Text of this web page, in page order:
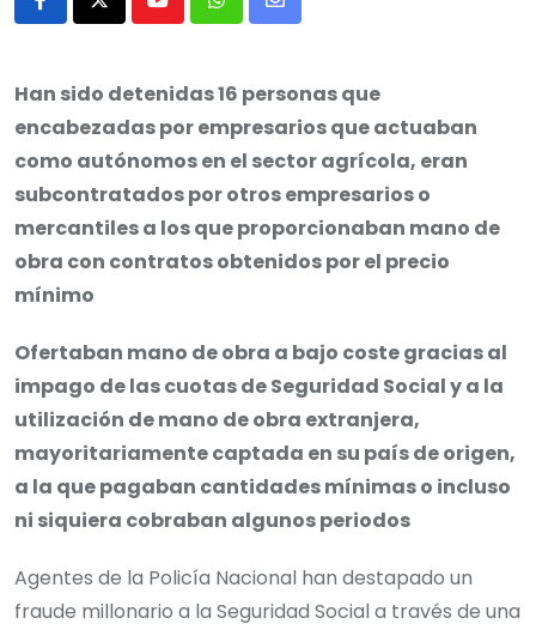
YoutubeWhatsapp
Share
Han sido detenidas 16 personas que
encabezadas por empresarios que actuaban
como autónomos en el sector agrícola, eran
subcontratados por otros empresarios o
mercantiles a los que proporcionaban mano de
obra con contratos obtenidos por el precio
mínimo
Ofertaban mano de obra a bajo coste gracias al
impago de las cuotas de Seguridad Social y a la
utilización de mano de obra extranjera,
mayoritariamente captada en su país de origen,
a la que pagaban cantidades mínimas o incluso
ni siquiera cobraban algunos periodos
Agentes de la Policía Nacional han destapado un
fraude millonario a la Seguridad Social a través de una